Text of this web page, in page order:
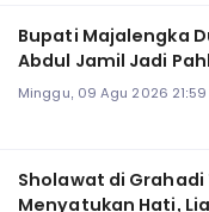
Bupati Majalengka
Abdul Jamil Jadi
Minggu, 09 Agu 2026 21:59
Sholawat di Grahadi
Menyatukan Hati,